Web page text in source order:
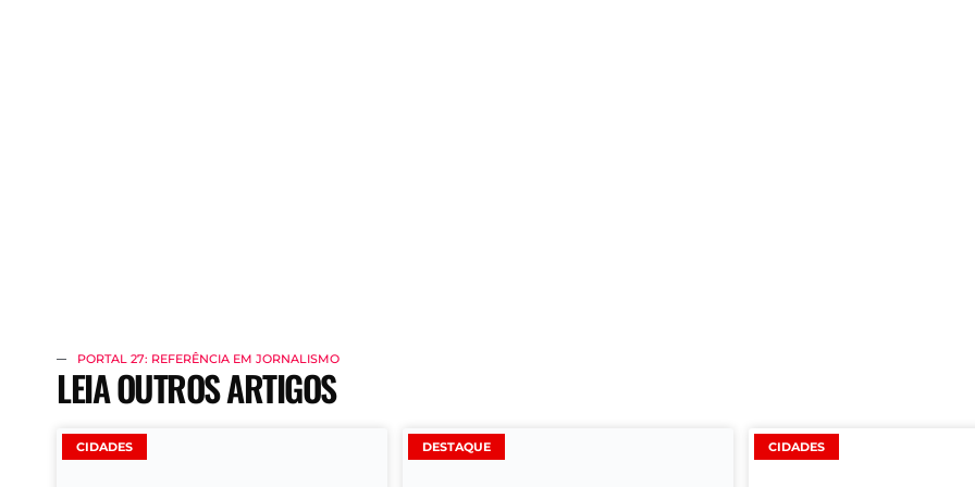
PORTAL 27: REFERÊNCIA EM JORNALISMO
LEIA OUTROS ARTIGOS
CIDADES DESTAQUE CIDADES